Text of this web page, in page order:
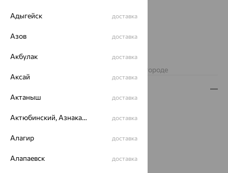
Нет в наличии
Изделие недоступно для заказа в вашем городе
Металл:Золото
Проба:
Страна происхождения:
Адыгейск доставка
Азов доставка
Акбулак доставка
Аксай доставка
Актаныш доставка
Актюбинский, Азнакаевский район доставка
Алагир доставка
Алапаевск доставка